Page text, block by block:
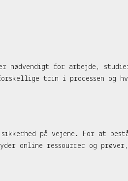
er nødvendigt for arbejde,
trin i processen og
på vejene. For at
online ressourcer og